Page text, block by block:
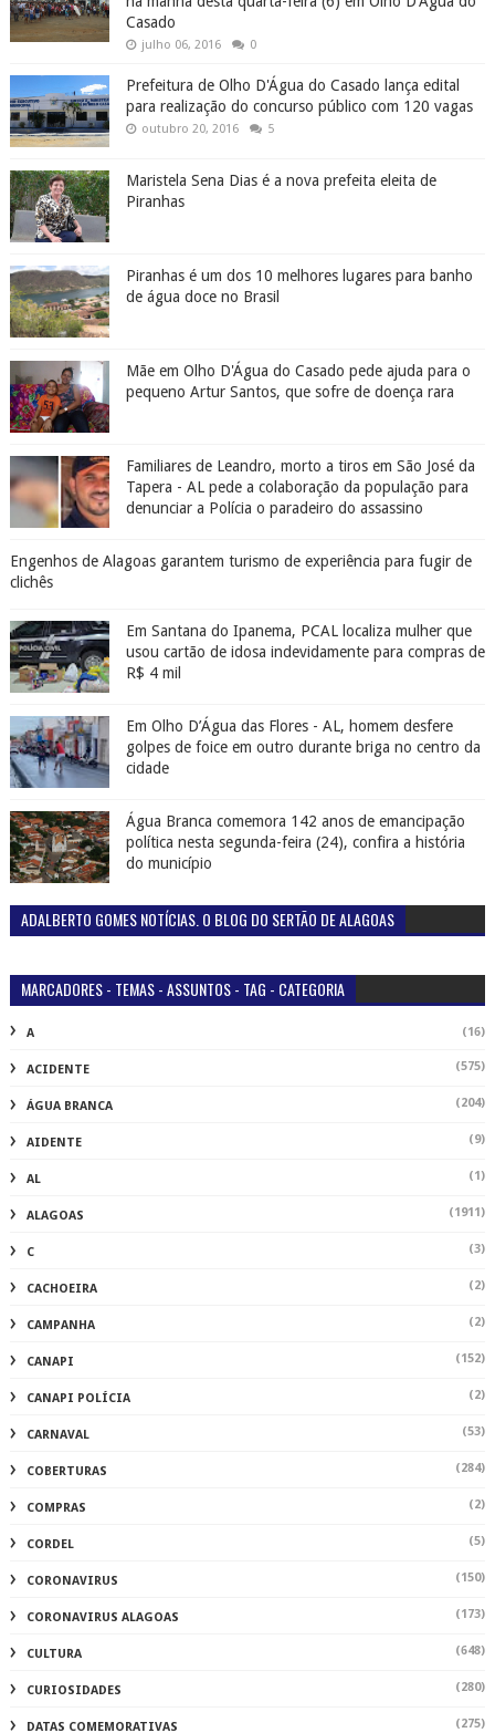
Casado
julho 06, 2016 0
Prefeitura de Olho D'Água do Casado lança edital
para realização do concurso público com 120 vagas
outubro 20, 2016 5
Maristela Sena Dias é a nova prefeita eleita de
Piranhas
Piranhas é um dos 10 melhores lugares para banho
de água doce no Brasil
Mãe em Olho D'Água do Casado pede ajuda para o
pequeno Artur Santos, que sofre de doença rara
Familiares de Leandro, morto a tiros em São José da
Tapera - AL pede a colaboração da população para
denunciar a Polícia o paradeiro do assassino
Engenhos de Alagoas garantem turismo de experiência para fugir de
clichês
Em Santana do Ipanema, PCAL localiza mulher que
usou cartão de idosa indevidamente para compras de
R$ 4 mil
Em Olho D’Água das Flores - AL, homem desfere
golpes de foice em outro durante briga no centro da
cidade
Água Branca comemora 142 anos de emancipação
política nesta segunda-feira (24), confira a história
do município
ADALBERTO GOMES NOTÍCIAS. O BLOG DO SERTÃO DE ALAGOAS
MARCADORES - TEMAS - ASSUNTOS - TAG - CATEGORIA
A (16)
ACIDENTE (575)
ÁGUA BRANCA (204)
AIDENTE (9)
AL (1)
ALAGOAS (1911)
C (3)
CACHOEIRA (2)
CAMPANHA (2)
CANAPI (152)
CANAPI POLÍCIA (2)
CARNAVAL (53)
COBERTURAS (284)
COMPRAS (2)
CORDEL (5)
CORONAVIRUS (150)
CORONAVIRUS ALAGOAS (173)
CULTURA (648)
CURIOSIDADES (280)
DATAS COMEMORATIVAS (275)